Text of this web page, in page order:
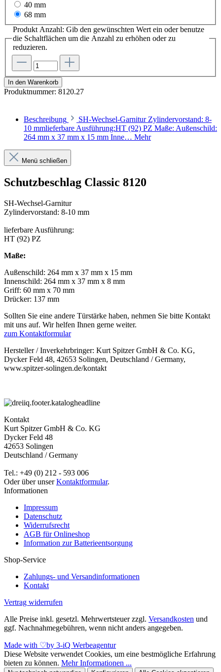
40 mm
68 mm
Produkt Anzahl: Gib den gewünschten Wert ein oder benutze
die Schaltflächen um die Anzahl zu erhöhen oder zu
reduzieren.
In den Warenkorb
Produktnummer: 8120.27
Beschreibung
SH-Wechsel-Garnitur Zylindervorstand: 8-
10 mmlieferbare Ausführung:HT (92) PZ Maße: Außenschild:
264 mm x 37 mm x 15 mm Inne… Mehr
Menü schließen
Schutzbeschlag Classic 8120
SH-Wechsel-Garnitur
Zylindervorstand: 8-10 mm
lieferbare Ausführung:
HT (92) PZ
Maße:
Außenschild: 264 mm x 37 mm x 15 mm
Innenschild: 264 mm x 37 mm x 8 mm
Griff: 60 mm x 70 mm
Drücker: 137 mm
Sollten Sie eine andere Türstärke haben, nehmen Sie bitte Kontakt
mit uns auf. Wir helfen Ihnen gerne weiter.
zum Kontaktformular
Hersteller / Inverkehrbringer: Kurt Spitzer GmbH & Co. KG,
Dycker Feld 48, 42653 Solingen, Deutschland / Germany,
www.spitzer-solingen.de/kontakt
Kontakt
Kurt Spitzer GmbH & Co. KG
Dycker Feld 48
42653 Solingen
Deutschland / Germany
Tel.: +49 (0) 212 - 593 006
Oder über unserKontaktformular.
Informationen
Impressum
Datenschutz
Widerrufsrecht
AGB für Onlineshop
Information zur Batterieentsorgung
Shop-Service
Zahlungs- und Versandinformationen
Kontakt
Vertrag widerrufen
Alle Preise inkl. gesetzl. Mehrwertsteuer zzgl. Versandkosten und
ggf. Nachnahmegebühren, wenn nicht anders angegeben.
Made with ♡by 3-iQ Werbeagentur
Diese Website verwendet Cookies, um eine bestmögliche Erfahrung
bieten zu können. Mehr Informationen ...